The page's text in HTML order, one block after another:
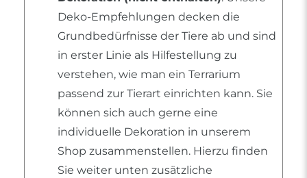
Deko-Empfehlungen decken die
Grundbedürfnisse der Tiere ab und sind
in erster Linie als Hilfestellung zu
verstehen, wie man ein Terrarium
passend zur Tierart einrichten kann. Sie
können sich auch gerne eine
individuelle Dekoration in unserem
Shop zusammenstellen. Hierzu finden
Sie weiter unten zusätzliche